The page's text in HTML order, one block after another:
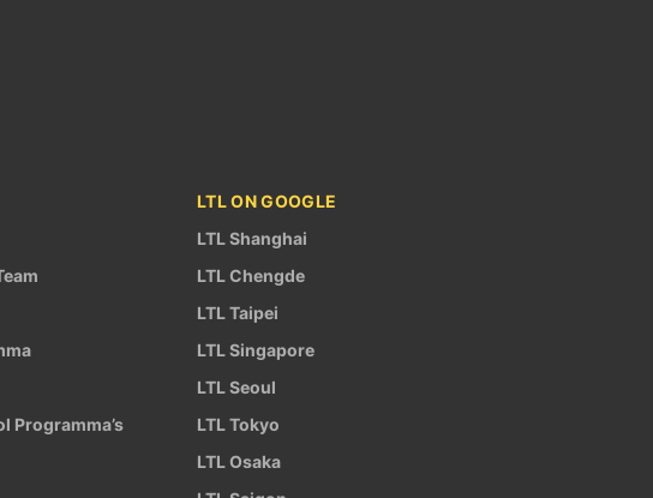
Programma’s
LTL ON GOOGLE
LTL Shanghai
LTL Chengde
LTL Taipei
LTL Singapore
LTL Seoul
LTL Tokyo
LTL Osaka